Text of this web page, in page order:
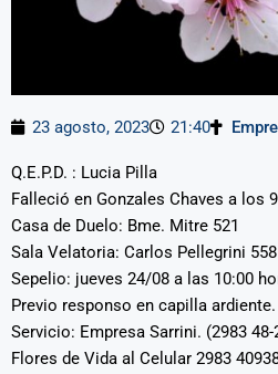
23 agosto, 2023 21:40
Q.E.P.D. : Lucia Pilla
Falleció en Gonzales Chaves a los
Casa de Duelo: Bme. Mitre 521
Sala Velatoria: Carlos Pellegrini 558
Sepelio: jueves 24/08 a las 10:00
Previo responso en capilla ardiente.
Servicio: Empresa Sarrini. (2983 48-
Flores de Vida al Celular 2983